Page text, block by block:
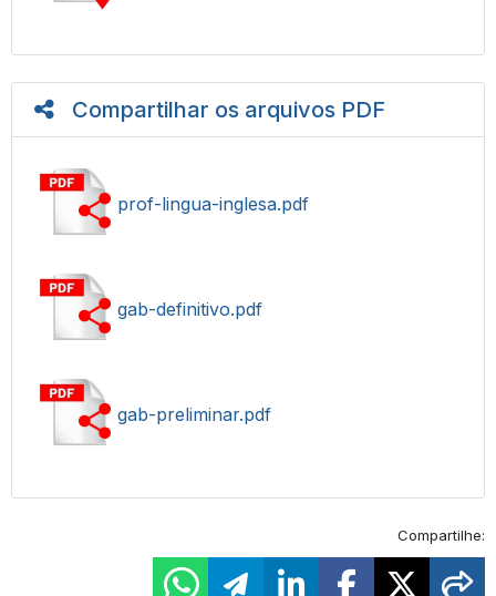
Compartilhar os arquivos PDF
prof-lingua-inglesa.pdf
gab-definitivo.pdf
gab-preliminar.pdf
Compartilhe: